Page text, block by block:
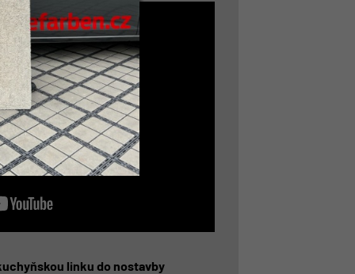
linku do nostavby